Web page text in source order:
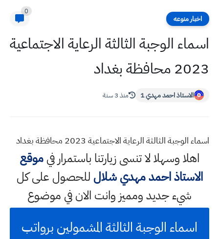
اخبار منوعه
0
اسماء الوجبة الثالثة الرعاية الاجتماعية
2023 محافظة بغداد
الاستاذ احمد مهدي 1 منذ 3 سنة
اسماء الوجبة الثالثة الرعاية الاجتماعية 2023 محافظة بغداد
اهلا وسهلالا تنسى زيارتنا باستمرار فيموقع
الاستاذ احمد مهدي شلال للحصول على كل
شيء جديد ومميز وانت الان في موضوع
اسماء الوجبة الثالثة المشمولين برواتب